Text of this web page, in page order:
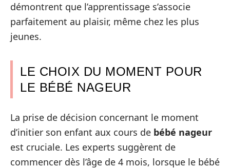
démontrent que l’apprentissage s’associe
parfaitement au plaisir, même chez les plus
jeunes.
LE CHOIX DU MOMENT POUR
LE BÉBÉ NAGEUR
La prise de décision concernant le moment
d’initier son enfant aux cours de bébé nageur
est cruciale. Les experts suggèrent de
commencer dès l’âge de 4 mois, lorsque le bébé